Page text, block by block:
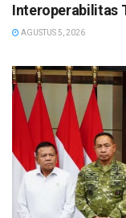
Interoperabilitas
AGUSTUS 5, 2026